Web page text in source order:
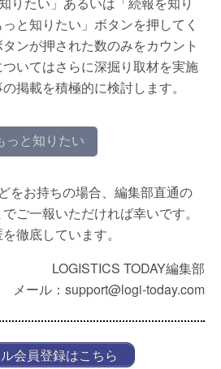
と知りたい」ボタンを押してく
ンが押された数のみをカウント
いてはさらに深掘り取材を実施
掲載を積極的に検討します。
っと知りたい
をお持ちの場合、編集部直通の
ご一報いただければ幸いです。
徹底しています。
LOGISTICS TODAY編集部
メール：support@logi-today.com
会員登録はこちら